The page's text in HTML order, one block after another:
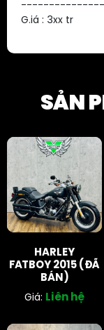
G.iá : 3xx tr
SẢN
HARLEY
FATBOY 2015 (ĐÃ
BÁN)
Giá: Liên hệ